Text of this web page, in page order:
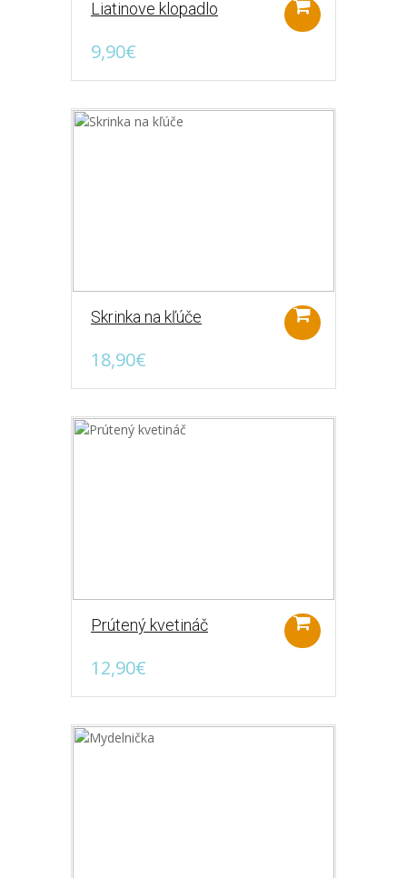
Pekné, plechové vešiaky s retro motívom
Liatinove klopadlo
9,90€
Skrinka na kľúče
18,90€
Prútený kvetináč
12,90€